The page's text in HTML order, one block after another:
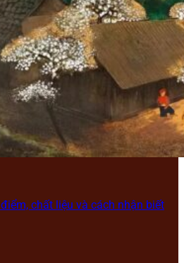
chất liệu và cách nhận biết